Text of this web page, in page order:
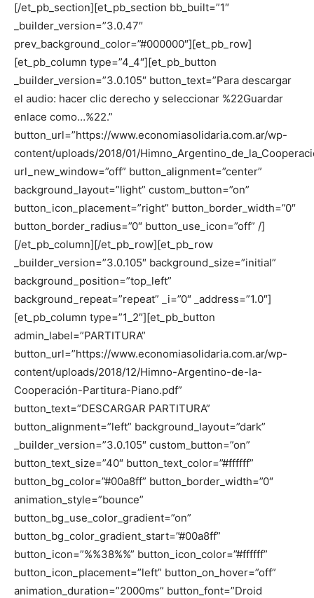
[/et_pb_section][et_pb_section bb_built=”1″
_builder_version=”3.0.47″
prev_background_color=”#000000″][et_pb_row]
[et_pb_column type=”4_4″][et_pb_button
_builder_version=”3.0.105″ button_text=”Para descargar
el audio: hacer clic derecho y seleccionar %22Guardar
enlace como…%22.”
button_url=”https://www.economiasolidaria.com.ar/wp-
content/uploads/2018/01/
url_new_window=”off” button_alignment=”center”
background_layout=”light” custom_button=”on”
button_icon_placement=”right” button_border_width=”0″
button_border_radius=”0″ button_use_icon=”off” /]
[/et_pb_column][/et_pb_row][et_pb_row
_builder_version=”3.0.105″ background_size=”initial”
background_position=”top_left”
background_repeat=”repeat” _i=”0″ _address=”1.0″]
[et_pb_column type=”1_2″][et_pb_button
admin_label=”PARTITURA”
button_url=”https://www.economiasolidaria.com.ar/wp-
content/uploads/2018/12/Himno-Argentino-de-la-
Cooperación-Partitura-Piano.pdf”
button_text=”DESCARGAR PARTITURA”
button_alignment=”left” background_layout=”dark”
_builder_version=”3.0.105″ custom_button=”on”
button_text_size=”40″ button_text_color=”#ffffff”
button_bg_color=”#00a8ff” button_border_width=”0″
animation_style=”bounce”
button_bg_use_color_gradient=”on”
button_bg_color_gradient_start=”#00a8ff”
button_icon=”%%38%%” button_icon_color=”#ffffff”
button_icon_placement=”left” button_on_hover=”off”
animation_duration=”2000ms” button_font=”Droid